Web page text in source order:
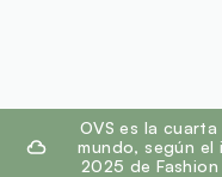
footer.ariatitleOVS es la
mundo, según el
2025 de